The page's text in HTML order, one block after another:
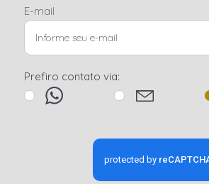
E-mail
Prefiro contato via: